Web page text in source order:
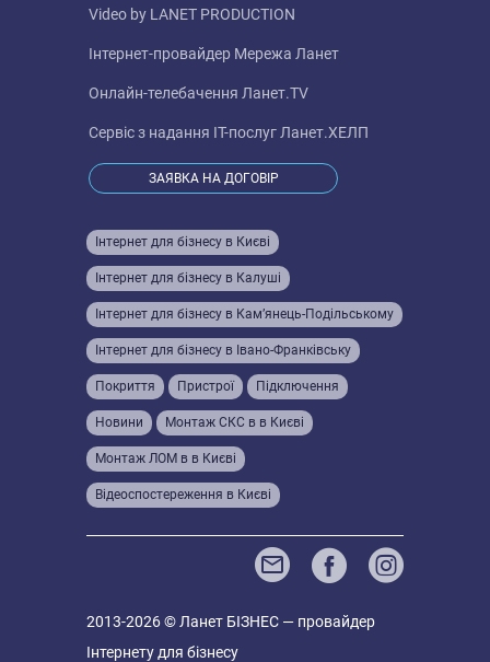
Інтернет для бізнесу в Києві
Інтернет для бізнесу в Калуші
Інтернет для бізнесу в Кам’янець-Подільському
Інтернет для бізнесу в Івано-Франківську
Покриття Пристрої Підключення
Новини Монтаж СКС в в Києві
Монтаж ЛОМ в в Києві
Відеоспостереження в Києві
Video by LANET PRODUCTION
Інтернет-провайдер Мережа Ланет
Онлайн-телебачення Ланет.TV
Сервіс з надання IT-послуг Ланет.ХЕЛП
ЗАЯВКА НА ДОГОВІР
2013-2026 © Ланет БІЗНЕС — провайдер
Інтернету для бізнесу